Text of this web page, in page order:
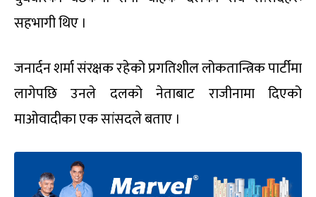
सहभागी थिए ।
जनार्दन शर्मा संरक्षक रहेको प्रगतिशील लोकतान्त्रिक पार्टीमा
लागेपछि उनले दलको नेताबाट राजीनामा दिएको
माओवादीका एक सांसदले बताए ।